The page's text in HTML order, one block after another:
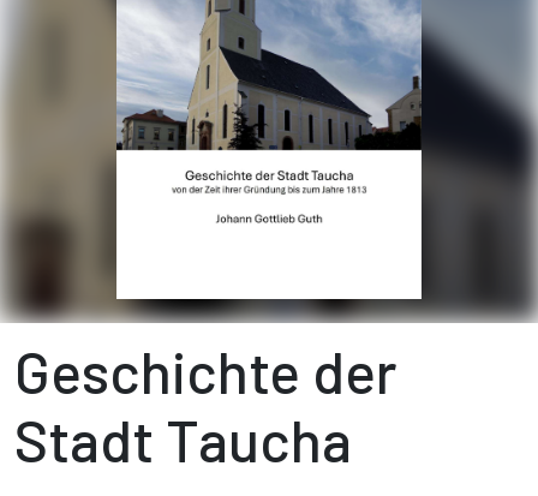
Geschichte der
Stadt Taucha